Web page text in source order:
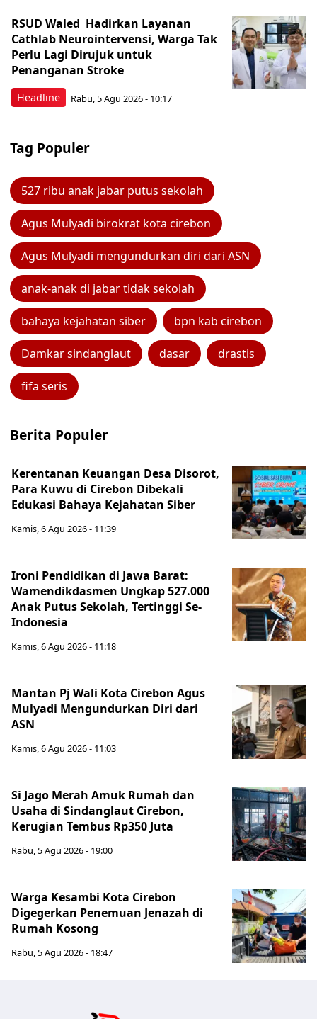
Headline
RSUD Waled Hadirkan Layanan
Cathlab Neurointervensi, Warga Tak
Perlu Lagi Dirujuk untuk
Penanganan Stroke
Rabu, 5 Agu 2026 - 10:17
Tag Populer
527 ribu anak jabar putus sekolah
Agus Mulyadi birokrat kota cirebon
Agus Mulyadi mengundurkan diri dari ASN
anak-anak di jabar tidak sekolah
bahaya kejahatan siber bpn kab cirebon
Damkar sindanglaut dasar drastis
fifa seris
Berita Populer
Kerentanan Keuangan Desa Disorot,
Para Kuwu di Cirebon Dibekali
Edukasi Bahaya Kejahatan Siber
Kamis, 6 Agu 2026 - 11:39
Ironi Pendidikan di Jawa Barat:
Wamendikdasmen Ungkap 527.000
Anak Putus Sekolah, Tertinggi Se-
Indonesia
Kamis, 6 Agu 2026 - 11:18
Mantan Pj Wali Kota Cirebon Agus
Mulyadi Mengundurkan Diri dari
ASN
Kamis, 6 Agu 2026 - 11:03
Si Jago Merah Amuk Rumah dan
Usaha di Sindanglaut Cirebon,
Kerugian Tembus Rp350 Juta
Rabu, 5 Agu 2026 - 19:00
Warga Kesambi Kota Cirebon
Digegerkan Penemuan Jenazah di
Rumah Kosong
Rabu, 5 Agu 2026 - 18:47